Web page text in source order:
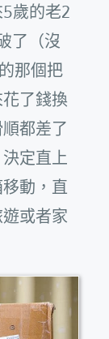
歲的老2
了（沒
那個把
了錢換
都差了
定直上
動，直
或者家